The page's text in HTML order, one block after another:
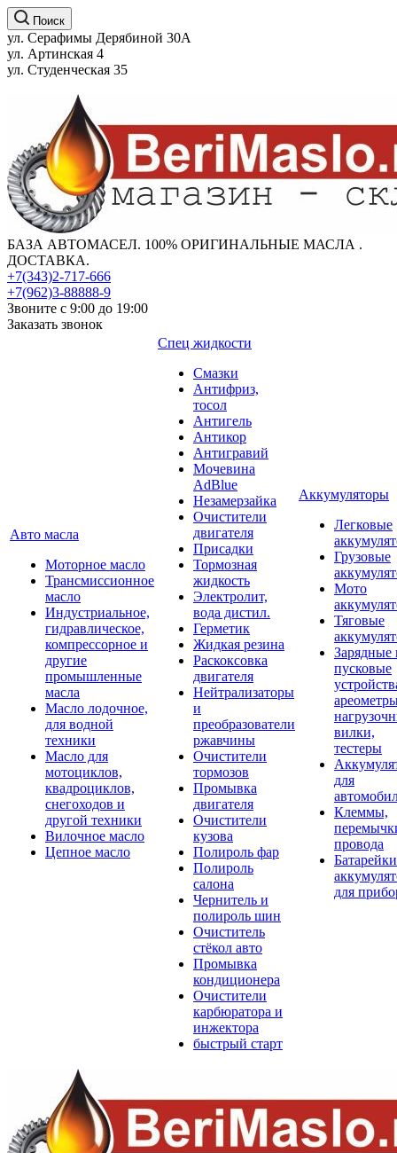
Поиск
ул. Серафимы Дерябиной 30А
ул. Артинская 4
ул. Студенческая 35
БАЗА АВТОМАСЕЛ. 100% ОРИГИНАЛЬНЫЕ МАСЛА .
ДОСТАВКА.
+7(343)2-717-666
+7(962)3-88888-9
Звоните с 9:00 до 19:00
Заказать звонок
Авто масла
Моторное масло
Трансмиссионное
масло
Индустриальное,
гидравлическое,
компрессорное и
другие
промышленные
масла
Масло лодочное,
для водной
техники
Масло для
мотоциклов,
квадроциклов,
снегоходов и
другой техники
Вилочное масло
Цепное масло
Спец жидкости
Смазки
Антифриз,
тосол
Антигель
Антикор
Антигравий
Мочевина
AdBlue
Незамерзайка
Очистители
двигателя
Присадки
Тормозная
жидкость
Электролит,
вода дистил.
Герметик
Жидкая резина
Раскоксовка
двигателя
Нейтрализаторы
и
преобразователи
ржавчины
Очистители
тормозов
Промывка
двигателя
Очистители
кузова
Полироль фар
Полироль
салона
Чернитель и
полироль шин
Очиститель
стёкол авто
Промывка
кондиционера
Очистители
карбюратора и
инжектора
быстрый старт
Аккумуляторы
Легковые
Грузовые
Мото
Тяговые
Зарядные
пусковые
вилки,
тестеры
для
Клеммы,
провода
для